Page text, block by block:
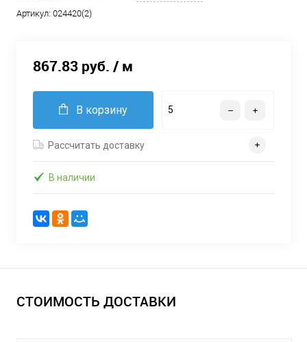
Артикул: 024420(2)
867.83 руб. / м
В корзину
Рассчитать доставку
В наличии
СТОИМОСТЬ ДОСТАВКИ